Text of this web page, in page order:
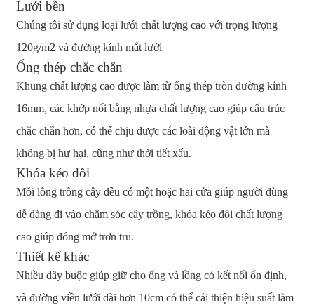
Lưới bền
Chúng tôi sử dụng loại lưới chất lượng cao với trọng lượng
120g/m2 và đường kính mắt lưới
Ống thép chắc chắn
Khung chất lượng cao được làm từ ống thép tròn đường kính
16mm, các khớp nối bằng nhựa chất lượng cao giúp cấu trúc
chắc chắn hơn, có thể chịu được các loài động vật lớn mà
không bị hư hại, cũng như thời tiết xấu.
Khóa kéo đôi
Mỗi lồng trồng cây đều có một hoặc hai cửa giúp người dùng
dễ dàng đi vào chăm sóc cây trồng, khóa kéo đôi chất lượng
cao giúp đóng mở trơn tru.
Thiết kế khác
Nhiều dây buộc giúp giữ cho ống và lồng có kết nối ổn định,
và đường viền lưới dài hơn 10cm có thể cải thiện hiệu suất làm